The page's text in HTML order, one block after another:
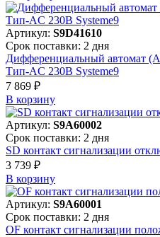
Артикул: S9D41610
Срок поставки: 2 дня
Дифференциальный автомат
Тип-AC 230В Systeme9
7 869 ₽
В корзинy
Артикул: S9A60002
Срок поставки: 2 дня
SD контакт сигнализации
3 739 ₽
В корзинy
Артикул: S9A60001
Срок поставки: 2 дня
OF контакт сигнализации